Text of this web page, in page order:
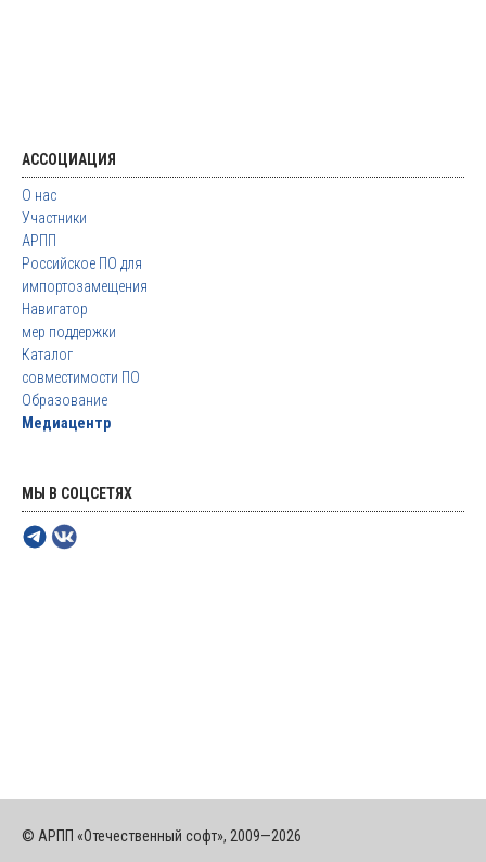
АССОЦИАЦИЯ
О нас
Участники
АРПП
Российское ПО для
импортозамещения
Навигатор
мер поддержки
Каталог
совместимости ПО
Образование
Медиацентр
МЫ В СОЦСЕТЯХ
© АРПП «Отечественный софт», 2009—2026